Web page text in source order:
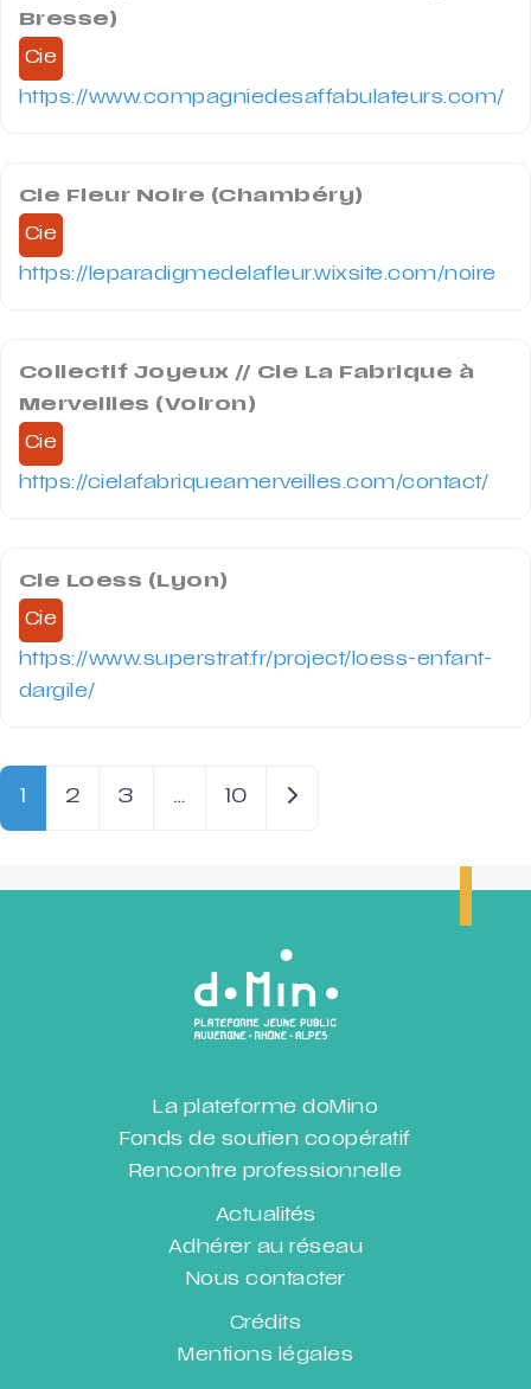
Bresse)
Cie
https://www.compagniedesaffabulateurs.com/
Cie Fleur Noire (Chambéry)
Cie
https://leparadigmedelafleur.wixsite.com/noire
Collectif Joyeux // Cie La Fabrique à
Merveilles (Voiron)
Cie
https://cielafabriqueamerveilles.com/contact/
Cie Loess (Lyon)
Cie
https://www.superstrat.fr/project/loess-enfant-
dargile/
2 3 … 10 Older posts
La plateforme doMino
Fonds de soutien coopératif
Rencontre professionnelle
Actualités
Adhérer au réseau
Nous contacter
Crédits
Mentions légales